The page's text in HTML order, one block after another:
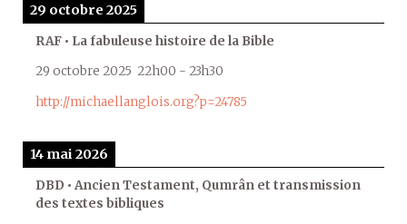
29 octobre 2025
RAF • La fabuleuse histoire de la Bible
29 octobre 2025 22h00 - 23h30
http://michaellanglois.org?p=24785
14 mai 2026
DBD • Ancien Testament, Qumrân et transmission
des textes bibliques